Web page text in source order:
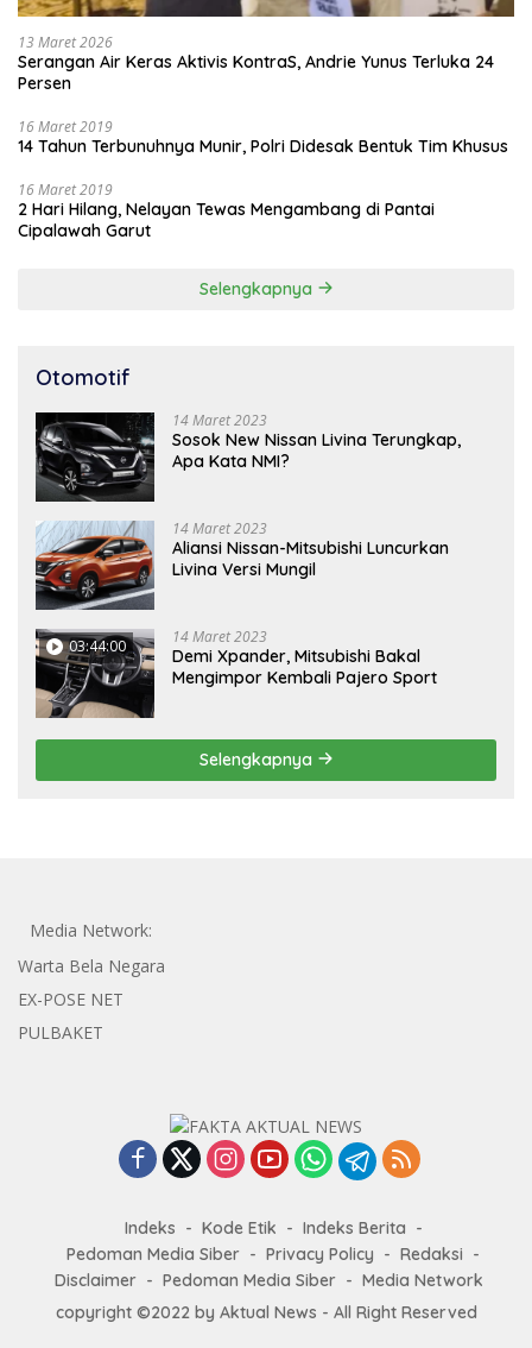
13 Maret 2026
Serangan Air Keras Aktivis KontraS, Andrie Yunus Terluka 24
Persen
16 Maret 2019
14 Tahun Terbunuhnya Munir, Polri Didesak Bentuk Tim Khusus
16 Maret 2019
2 Hari Hilang, Nelayan Tewas Mengambang di Pantai
Cipalawah Garut
Selengkapnya
Otomotif
14 Maret 2023
Sosok New Nissan Livina Terungkap,
Apa Kata NMI?
14 Maret 2023
Aliansi Nissan-Mitsubishi Luncurkan
Livina Versi Mungil
03:44:00 14 Maret 2023
Demi Xpander, Mitsubishi Bakal
Mengimpor Kembali Pajero Sport
Selengkapnya
Media Network:
Warta Bela Negara
EX-POSE NET
PULBAKET
Indeks Kode Etik
Indeks Berita
Pedoman Media Siber
Privacy Policy
Redaksi
Disclaimer
Pedoman Media Siber
Media Network
copyright ©2022 by Aktual News - All Right Reserved